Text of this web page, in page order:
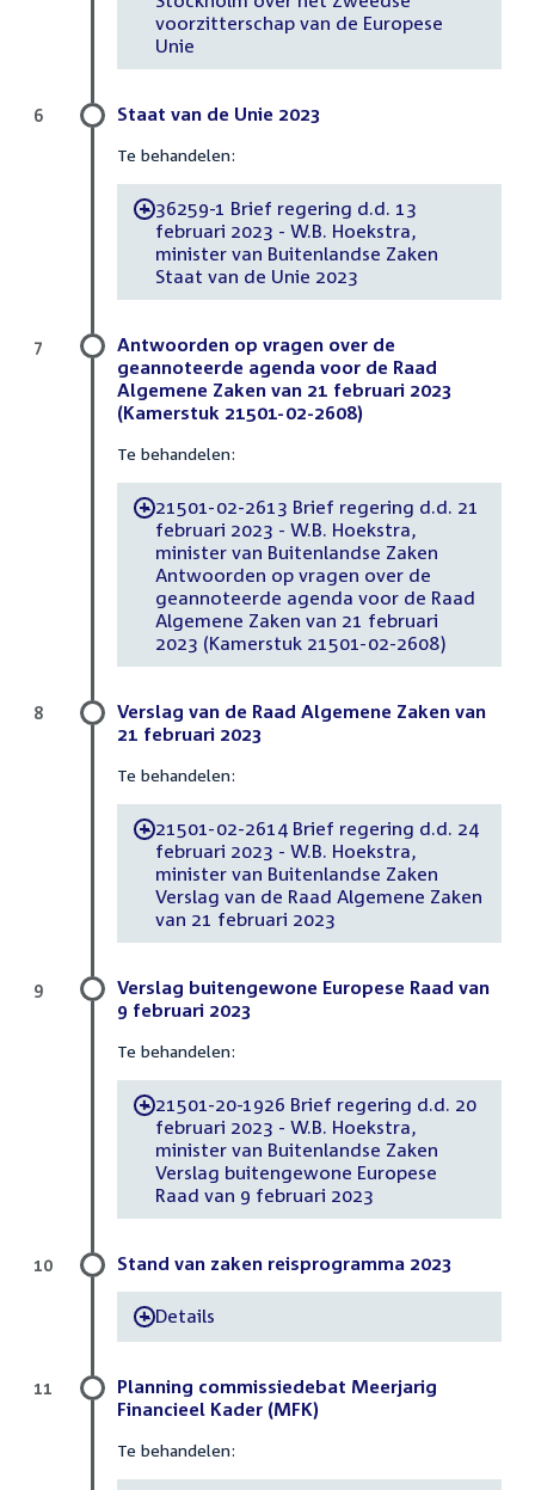
voorzitterschap van de Europese
Unie
Staat van de Unie 2023
Te behandelen:
-36259-1 Brief regering d.d. 13
februari 2023 - W.B. Hoekstra,
minister van Buitenlandse Zaken
Staat van de Unie 2023
6
Antwoorden op vragen over de
geannoteerde agenda voor de Raad
Algemene Zaken van 21 februari 2023
(Kamerstuk 21501-02-2608)
Te behandelen:
-21501-02-2613 Brief regering d.d. 21
februari 2023 - W.B. Hoekstra,
minister van Buitenlandse Zaken
Antwoorden op vragen over de
geannoteerde agenda voor de Raad
Algemene Zaken van 21 februari
2023 (Kamerstuk 21501-02-2608)
7
Verslag van de Raad Algemene Zaken van
21 februari 2023
Te behandelen:
-21501-02-2614 Brief regering d.d. 24
februari 2023 - W.B. Hoekstra,
minister van Buitenlandse Zaken
Verslag van de Raad Algemene Zaken
van 21 februari 2023
8
Verslag buitengewone Europese Raad van
9 februari 2023
Te behandelen:
-21501-20-1926 Brief regering d.d. 20
februari 2023 - W.B. Hoekstra,
minister van Buitenlandse Zaken
Verslag buitengewone Europese
Raad van 9 februari 2023
9
Stand van zaken reisprogramma 2023
-Details
10
Planning commissiedebat Meerjarig
Financieel Kader (MFK)
Te behandelen:
11